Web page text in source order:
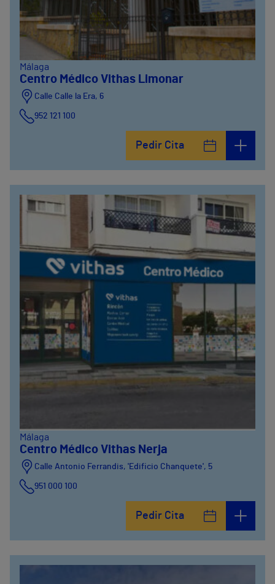
Málaga
Centro Médico Vithas Limonar
Calle Calle la Era, 6
952 121 100
Pedir Cita
Málaga
Centro Médico Vithas Nerja
Calle Antonio Ferrandis, 'Edificio Chanquete', 5
951 000 100
Pedir Cita